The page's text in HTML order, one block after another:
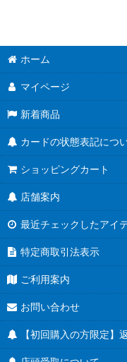
ホーム
マイページ
新着商品
カードの状態表記につ
ショッピングカート
店舗案内
最近チェックしたアイ
特定商取引法表示
ご利用案内
お問い合わせ
【初回購入の方限定】